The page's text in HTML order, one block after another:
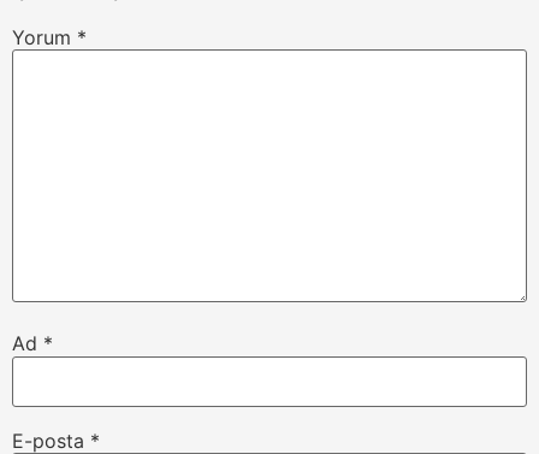
Yorum *
Ad *
E-posta *